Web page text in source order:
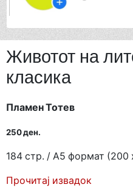
Животот на
класика
Пламен Тотев
250 ден.
184 стр. / A5 формат (200
Прочитај извадок